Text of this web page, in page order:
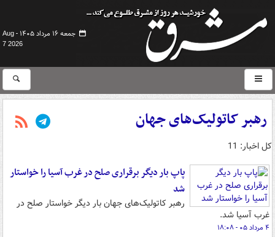
جمعه ۱۶ مرداد ۱۴۰۵ -
Aug
7 2026
رهبر کاتولیک‌های جهان
کل اخبار: 11
پاپ بار دیگر برقراری صلح در غرب آسیا را خواستار
شد
رهبر کاتولیک‌های جهان بار دیگر خواستار صلح در
غرب آسیا شد.
۴ مرداد ۰۵ - ۱۸:۰۸